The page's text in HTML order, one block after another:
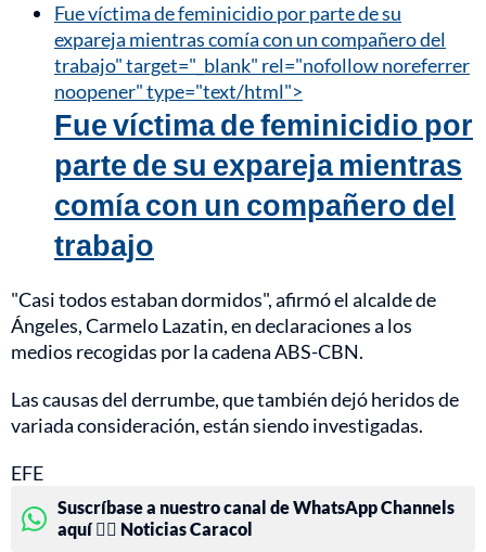
Fue víctima de feminicidio por parte de su
expareja mientras comía con un compañero del
trabajo" target="_blank" rel="nofollow noreferrer
noopener" type="text/html">
Fue víctima de feminicidio por
parte de su expareja mientras
comía con un compañero del
trabajo
"Casi todos estaban dormidos", afirmó el alcalde de
Ángeles, Carmelo Lazatin, en declaraciones a los
medios recogidas por la cadena ABS-CBN.
Las causas del derrumbe, que también dejó heridos de
variada consideración, están siendo investigadas.
EFE
Suscríbase a nuestro canal de WhatsApp Channels
aquí 👉🏻 Noticias Caracol